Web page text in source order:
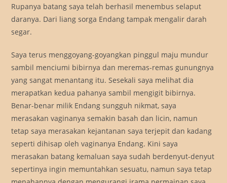
Rupanya batang saya telah berhasil menembus selaput
daranya. Dari liang sorga Endang tampak mengalir darah
segar.
Saya terus menggoyang-goyangkan pinggul maju mundur
sambil menciumi bibirnya dan meremas-remas gunungnya
yang sangat menantang itu. Sesekali saya melihat dia
merapatkan kedua pahanya sambil mengigit bibirnya.
Benar-benar milik Endang sungguh nikmat, saya
merasakan vaginanya semakin basah dan licin, namun
tetap saya merasakan kejantanan saya terjepit dan kadang
seperti dihisap oleh vaginanya Endang. Kini saya
merasakan batang kemaluan saya sudah berdenyut-denyut
sepertinya ingin memuntahkan sesuatu, namun saya tetap